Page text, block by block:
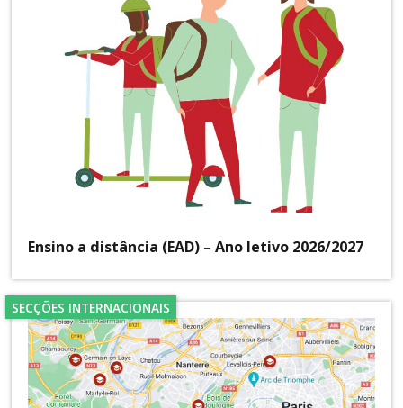
Ensino a distância (EAD) – Ano letivo 2026/2027
SECÇÕES INTERNACIONAIS